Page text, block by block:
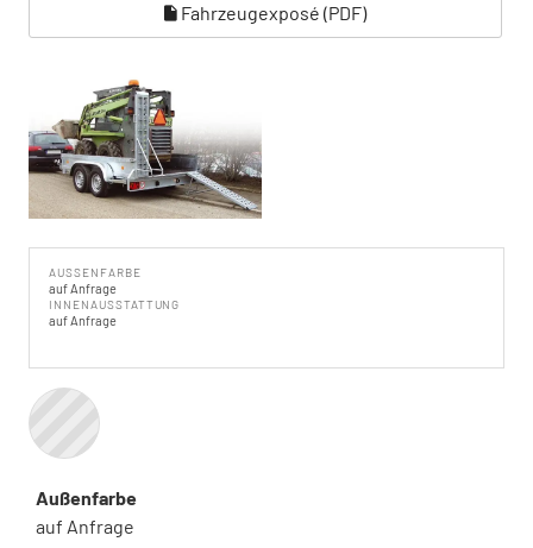
Fahrzeugexposé (PDF)
AUSSENFARBE
auf Anfrage
INNENAUSSTATTUNG
auf Anfrage
Außenfarbe
auf Anfrage